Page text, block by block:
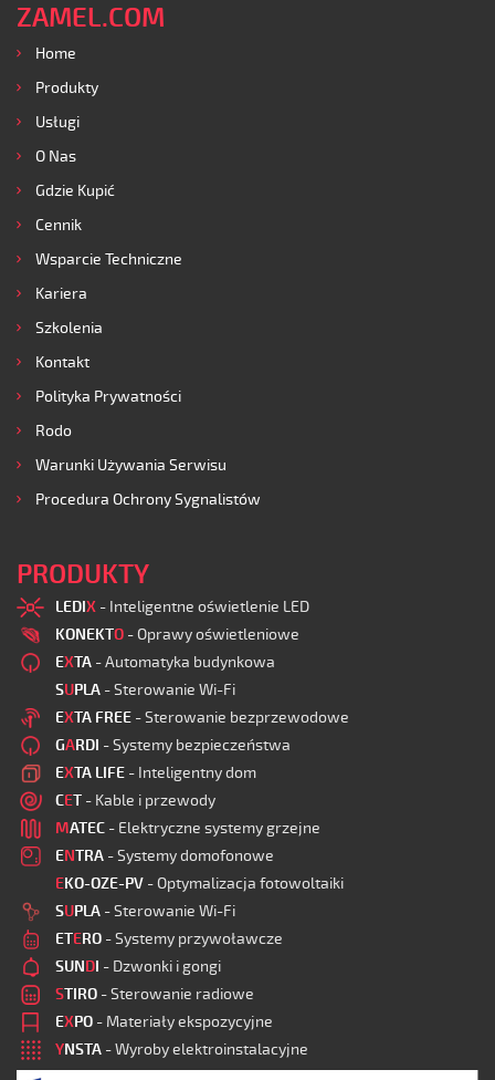
ZAMEL.COM
Home
Produkty
Usługi
O Nas
Gdzie Kupić
Cennik
Wsparcie Techniczne
Kariera
Szkolenia
Kontakt
Polityka Prywatności
Rodo
Warunki Używania Serwisu
Procedura Ochrony Sygnalistów
PRODUKTY
LEDIX - Inteligentne oświetlenie LED
KONEKTO - Oprawy oświetleniowe
EXTA - Automatyka budynkowa
SUPLA - Sterowanie Wi-Fi
EXTA FREE - Sterowanie bezprzewodowe
GARDI - Systemy bezpieczeństwa
EXTA LIFE - Inteligentny dom
CET - Kable i przewody
MATEC - Elektryczne systemy grzejne
ENTRA - Systemy domofonowe
EKO-OZE-PV - Optymalizacja fotowoltaiki
SUPLA - Sterowanie Wi-Fi
ETERO - Systemy przywoławcze
SUNDI - Dzwonki i gongi
STIRO - Sterowanie radiowe
EXPO - Materiały ekspozycyjne
YNSTA - Wyroby elektroinstalacyjne